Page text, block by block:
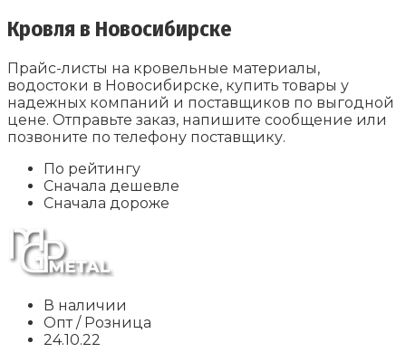
Кровля в Новосибирске
Прайс-листы на кровельные материалы,
водостоки в Новосибирске, купить товары у
надежных компаний и поставщиков по выгодной
цене. Отправьте заказ, напишите сообщение или
позвоните по телефону поставщику.
По рейтингу
Сначала дешевле
Сначала дороже
В наличии
Опт / Розница
24.10.22